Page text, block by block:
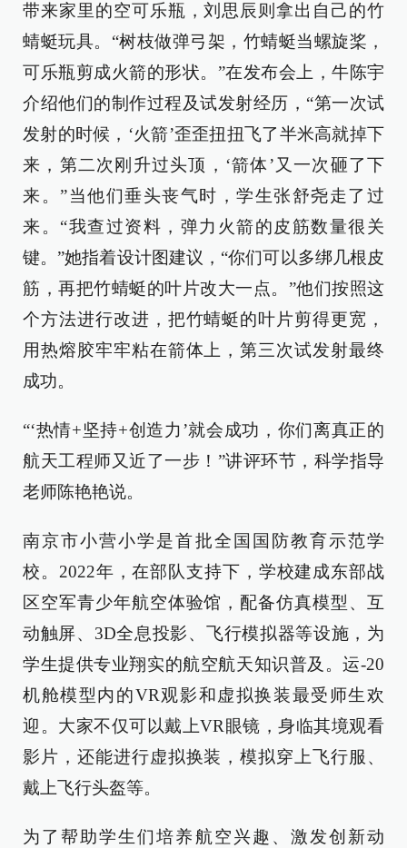
带来家里的空可乐瓶，刘思辰则拿出自己的竹
蜻蜓玩具。“树枝做弹弓架，竹蜻蜓当螺旋桨，
可乐瓶剪成火箭的形状。”在发布会上，牛陈宇
介绍他们的制作过程及试发射经历，“第一次试
发射的时候，‘火箭’歪歪扭扭飞了半米高就掉下
来，第二次刚升过头顶，‘箭体’又一次砸了下
来。”当他们垂头丧气时，学生张舒尧走了过
来。“我查过资料，弹力火箭的皮筋数量很关
键。”她指着设计图建议，“你们可以多绑几根皮
筋，再把竹蜻蜓的叶片改大一点。”他们按照这
个方法进行改进，把竹蜻蜓的叶片剪得更宽，
用热熔胶牢牢粘在箭体上，第三次试发射最终
成功。
“‘热情+坚持+创造力’就会成功，你们离真正的
航天工程师又近了一步！”讲评环节，科学指导
老师陈艳艳说。
南京市小营小学是首批全国国防教育示范学
校。2022年，在部队支持下，学校建成东部战
区空军青少年航空体验馆，配备仿真模型、互
动触屏、3D全息投影、飞行模拟器等设施，为
学生提供专业翔实的航空航天知识普及。运-20
机舱模型内的VR观影和虚拟换装最受师生欢
迎。大家不仅可以戴上VR眼镜，身临其境观看
影片，还能进行虚拟换装，模拟穿上飞行服、
戴上飞行头盔等。
为了帮助学生们培养航空兴趣、激发创新动